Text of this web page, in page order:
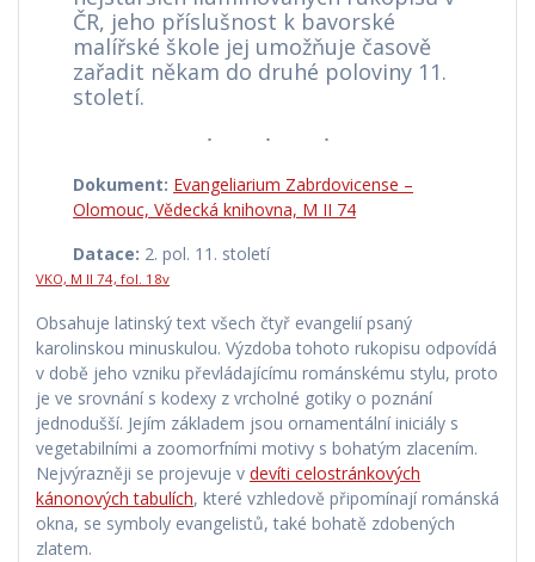
ČR, jeho příslušnost k bavorské
malířské škole jej umožňuje časově
zařadit někam do druhé poloviny 11.
století.
Dokument: Evangeliarium Zabrdovicense –
Olomouc, Vědecká knihovna, M II 74
Datace: 2. pol. 11. století
VKO, M II 74, fol. 18v
Obsahuje latinský text všech čtyř evangelií psaný
karolinskou minuskulou. Výzdoba tohoto rukopisu odpovídá
v době jeho vzniku převládajícímu románskému stylu, proto
je ve srovnání s kodexy z vrcholné gotiky o poznání
jednodušší. Jejím základem jsou ornamentální iniciály s
vegetabilními a zoomorfními motivy s bohatým zlacením.
Nejvýrazněji se projevuje v devíti celostránkových
kánonových tabulích, které vzhledově připomínají románská
okna, se symboly evangelistů, také bohatě zdobených
zlatem.